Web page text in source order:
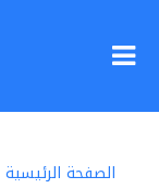
الصفحة الرئيسية